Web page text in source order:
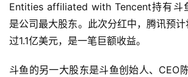
Entities affiliated with Tencent持有斗
是公司最大股东。此次分红中，腾讯预
过1.1亿美元，是一笔巨额收益。
斗鱼的另一大股东是斗鱼创始人、CEO